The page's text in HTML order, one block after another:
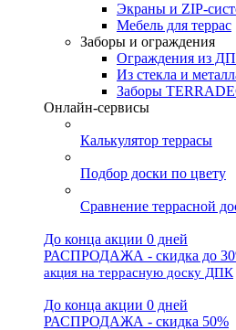
Экраны и ZIP-
Мебель для террас
Заборы и ограждения
Ограждения из
Из стекла и
Заборы
Онлайн-сервисы
Калькулятор террасы
Подбор доски по цвету
Сравнение террасной
До конца акции 0 дней
РАСПРОДАЖА - скидка до
акция на террасную доску ДПК
До конца акции 0 дней
РАСПРОДАЖА - скидка 50%